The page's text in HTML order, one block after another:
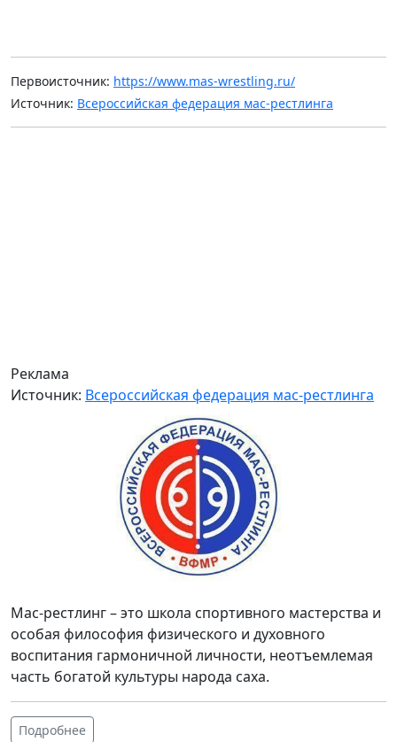
Первоисточник: https://www.mas-wrestling.ru/
Источник: Всероссийская федерация мас-рестлинга
Реклама
Источник: Всероссийская федерация мас-рестлинга
Мас-рестлинг – это школа спортивного мастерства и
особая философия физического и духовного
воспитания гармоничной личности, неотъемлемая
часть богатой культуры народа саха.
Подробнее